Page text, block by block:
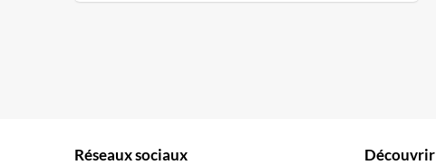
Réseaux sociaux Découvrir